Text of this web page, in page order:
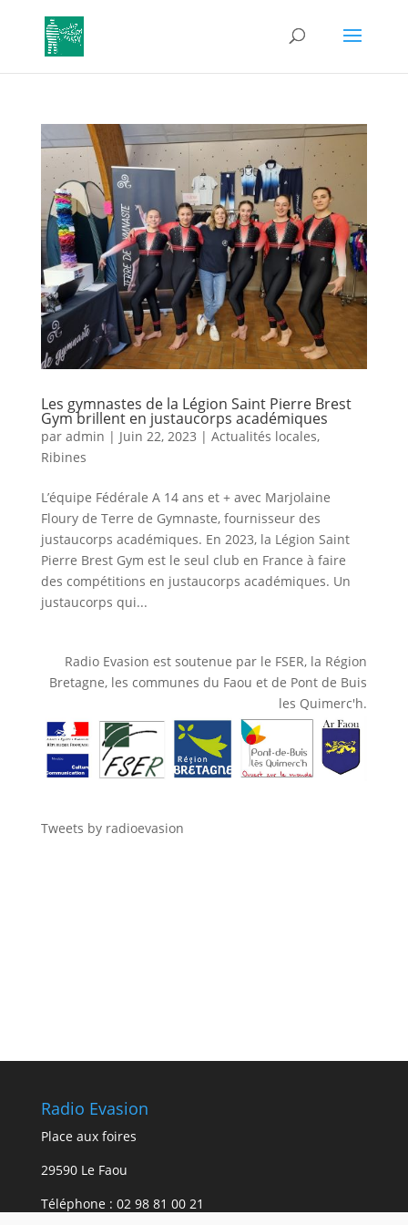
Les gymnastes de la Légion Saint Pierre Brest
Gym brillent en justaucorps académiques
par admin | Juin 22, 2023 | Actualités locales,
Ribines
L’équipe Fédérale A 14 ans et + avec Marjolaine
Floury de Terre de Gymnaste, fournisseur des
justaucorps académiques. En 2023, la Légion Saint
Pierre Brest Gym est le seul club en France à faire
des compétitions en justaucorps académiques. Un
justaucorps qui...
Radio Evasion est soutenue par le FSER, la Région
Bretagne, les communes du Faou et de Pont de Buis
les Quimerc'h.
Tweets by radioevasion
Radio Evasion
Place aux foires
29590 Le Faou
Téléphone : 02 98 81 00 21